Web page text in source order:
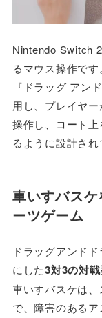
Nintendo Switch
るマウス操作です
『ドラッグ アン
用し、プレイヤ
操作し、コート
るように設計され
車いすバス
ーツゲーム
ドラッグアンド
にした3対3の対
車いすバスケは
で、障害のある